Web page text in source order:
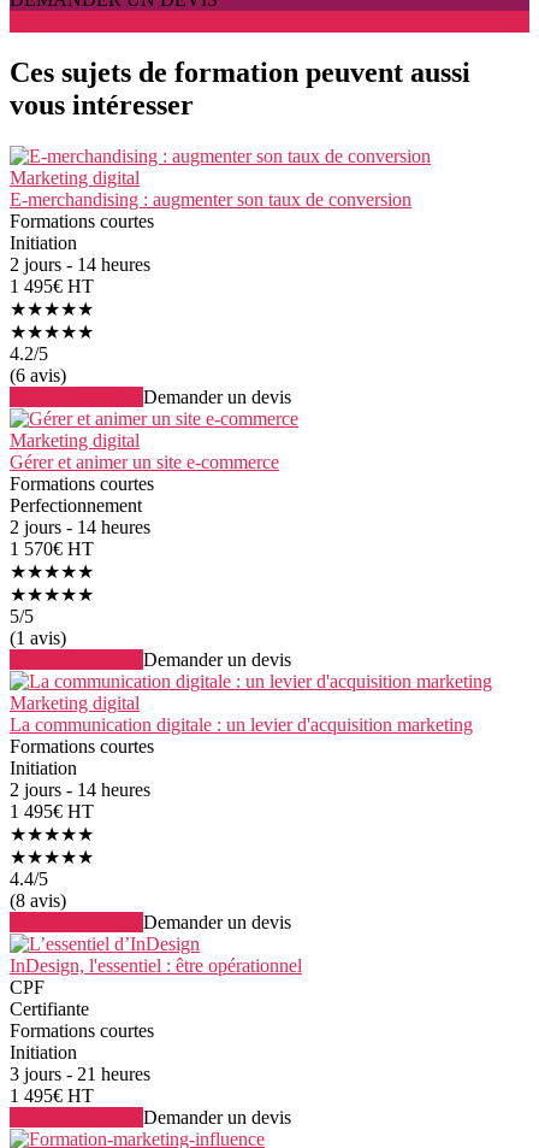
Ces sujets de formation peuvent aussi
vous intéresser
Marketing digital
E-merchandising : augmenter son taux de conversion
Formations courtes
Initiation
2 jours - 14 heures
1 495€ HT
★★★★★
★★★★★
4.2/5
(6 avis)
Demander un devis
Marketing digital
Gérer et animer un site e-commerce
Formations courtes
Perfectionnement
2 jours - 14 heures
1 570€ HT
★★★★★
★★★★★
5/5
(1 avis)
Demander un devis
Marketing digital
La communication digitale : un levier d'acquisition marketing
Formations courtes
Initiation
2 jours - 14 heures
1 495€ HT
★★★★★
★★★★★
4.4/5
(8 avis)
Demander un devis
InDesign, l'essentiel : être opérationnel
CPF
Certifiante
Formations courtes
Initiation
3 jours - 21 heures
1 495€ HT
Demander un devis